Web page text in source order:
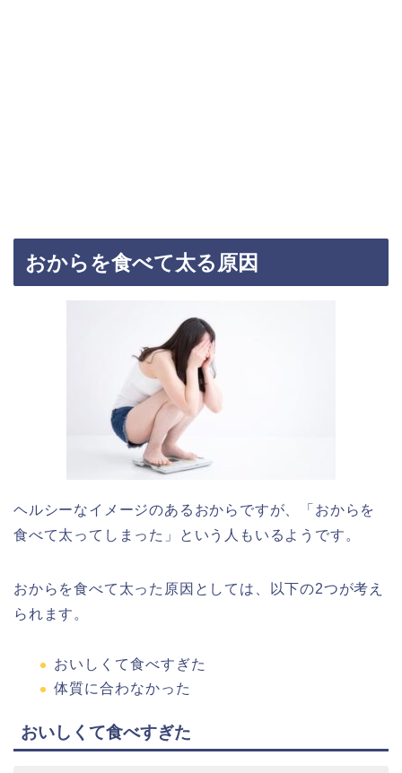
おからを食べて太る原因
ヘルシーなイメージのあるおからですが、「おからを
食べて太ってしまった」という人もいるようです。
おからを食べて太った原因としては、以下の2つが考え
られます。
おいしくて食べすぎた
体質に合わなかった
おいしくて食べすぎた